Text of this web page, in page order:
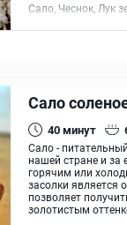
Сало, Чеснок, Лук
Сало
40минут
Сало -
нашей стране и за
горячим или
засолки является
позволяет
золотистым